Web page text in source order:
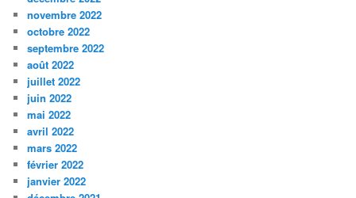
novembre 2022
octobre 2022
septembre 2022
août 2022
juillet 2022
juin 2022
mai 2022
avril 2022
mars 2022
février 2022
janvier 2022